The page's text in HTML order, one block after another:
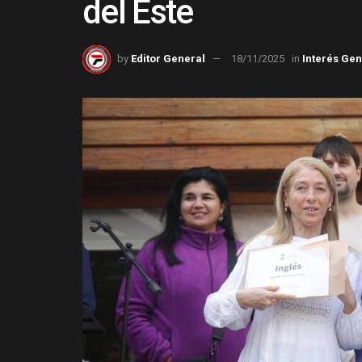
del Este
by Editor General 18/11/2025 in Interés